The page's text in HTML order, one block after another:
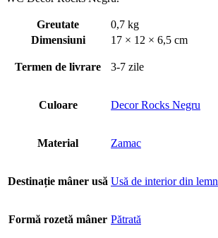
Greutate
0,7 kg
Dimensiuni
17 × 12 × 6,5 cm
Termen de livrare 3-7 zile
Culoare Decor Rocks Negru
Material Zamac
Destinație mâner usă Usă de interior din lemn
Formă rozetă mâner Pătrată